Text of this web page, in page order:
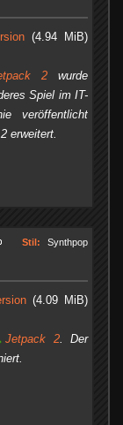
(4.94 MiB)
2 wurde
Spiel im IT-
veröffentlicht
erweitert.
Stil: Synthpop
(4.09 MiB)
Jetpack 2. Der